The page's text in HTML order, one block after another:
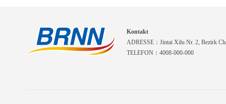
Kontakt
ADRESSE：Jintai Xilu Nr. 2, Bezirk
TELEFON：4008-000-000